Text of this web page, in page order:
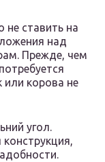
не ставить на
над
Прежде, чем
корова не
угол.